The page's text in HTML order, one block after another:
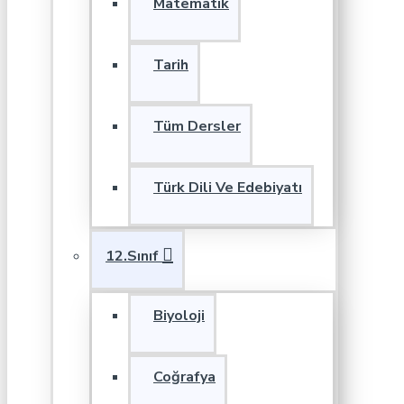
Tarih
Tüm Dersler
Türk Dili Ve Edebiyatı
12.Sınıf
Biyoloji
Coğrafya